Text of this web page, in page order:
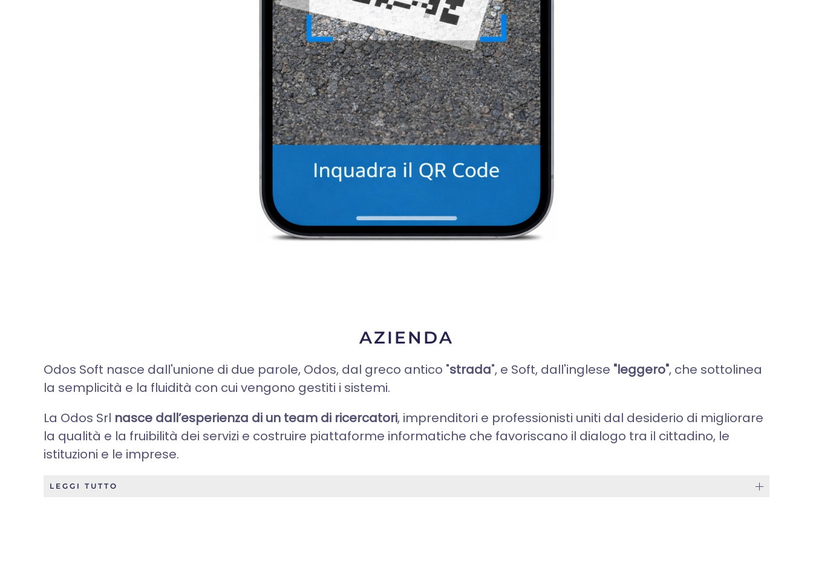
AZIENDA
Odos Soft nasce dall'unione di due parole, Odos, dal greco antico "strada", e Soft, dall'inglese "leggero", che sottolinea
la semplicità e la fluidità con cui vengono gestiti i sistemi.
La Odos Srl nasce dall’esperienza di un team di ricercatori, imprenditori e professionisti uniti dal desiderio di migliorare
la qualità e la fruibilità dei servizi e costruire piattaforme informatiche che favoriscano il dialogo tra il cittadino, le
istituzioni e le imprese.
LEGGI TUTTO